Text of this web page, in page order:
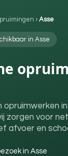
› Asse
in Asse
opruimwerken
zorgen voor
afvoer en
in Asse